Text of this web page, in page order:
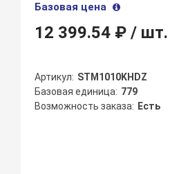
Базовая цена
12 399.54 ₽/ шт.
Артикул
STM1010KHDZ
Базовая единица 779
Возможность заказа
Есть